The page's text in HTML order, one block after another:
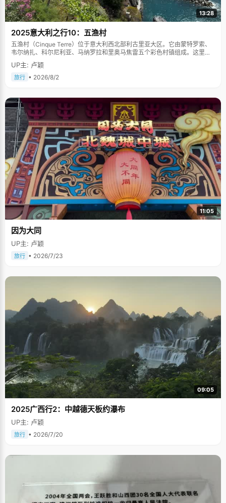
13:28
2025意大利之行10：五渔村
五渔村（Cinque Terre）位于意大利西北部利古里亚大区。它由蒙特罗索、
韦尔纳扎、科尔尼利亚、马纳罗拉和里奥马焦雷五个彩色村镇组成。这里依
山傍海，房屋色彩斑斓，1997年被列为世界文化遗产。
UP主: 卢颖
旅行 • 2026/8/2
11:05
因为大同
UP主: 卢颖
旅行 • 2026/7/23
09:05
2025广西行2：中越德天板约瀑布
UP主: 卢颖
旅行 • 2026/7/20